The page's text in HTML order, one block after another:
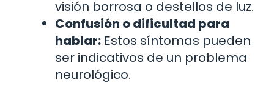
visión borrosa o destellos de luz.
Confusión o dificultad para
hablar: Estos síntomas pueden
ser indicativos de un problema
neurológico.